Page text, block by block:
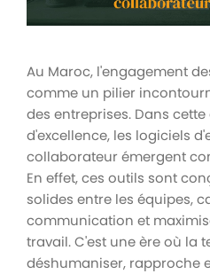
Au Maroc, l'engagement
comme un pilier
des entreprises. Dans
d'excellence, les logiciels
collaborateur émergent
En effet, ces outils sont
solides entre les équipes,
communication et
travail. C'est une ère où la
déshumaniser, rapproche